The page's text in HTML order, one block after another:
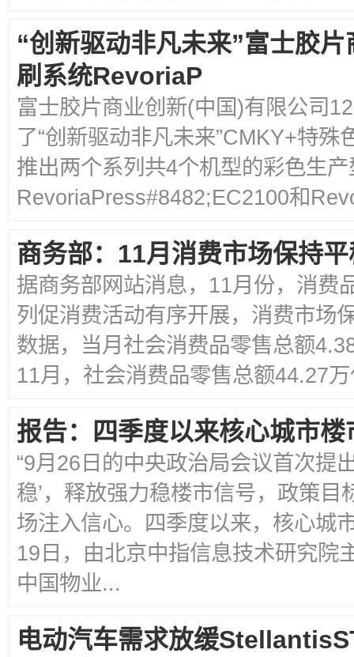
“创新驱动非凡未来”富士胶
刷系统RevoriaP
富士胶片商业创新(中国)有限公司
了“创新驱动非凡未来”CMKY+特
推出两个系列共4个机型的彩色生
RevoriaPress#8482;EC2100和
商务部：11月消费市场保持
据商务部网站消息，11月份，消费
列促消费活动有序开展，消费市场
数据，当月社会消费品零售总额
11月，社会消费品零售总额44.27
报告：四季度以来核心城市楼
“9月26日的中央政治局会议首次提
稳’，释放强力稳楼市信号，政策
场注入信心。四季度以来，核心城
19日，由北京中指信息技术研究院
中国物业...
电动汽车需求放缓